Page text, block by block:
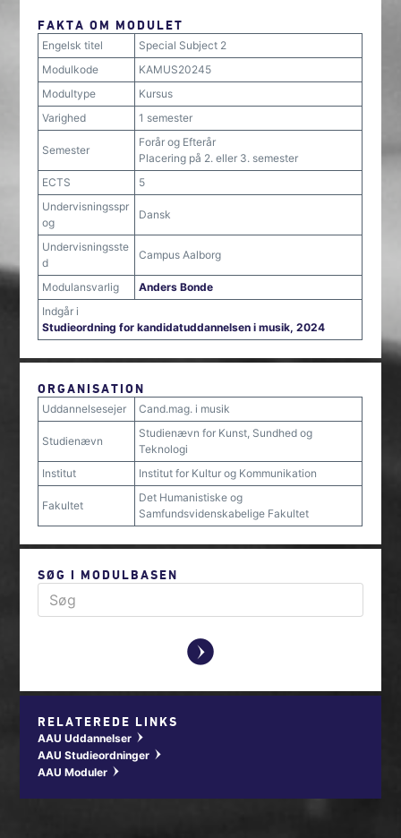
FAKTA OM MODULET
Engelsk titel
Special Subject 2
Modulkode
KAMUS20245
Modultype
Kursus
Varighed
1 semester
Semester
Forår og Efterår
Placering på 2. eller 3. semester
ECTS
5
Undervisningsspr
og
Dansk
Undervisningsste
d
Campus Aalborg
Modulansvarlig
Anders Bonde
Indgår i
Studieordning for kandidatuddannelsen i musik, 2024
ORGANISATION
Uddannelsesejer Cand.mag. i musik
Studienævn
Studienævn for Kunst, Sundhed og
Teknologi
Institut
Institut for Kultur og Kommunikation
Fakultet
Det Humanistiske og
Samfundsvidenskabelige Fakultet
SØG I MODULBASEN
y
RELATEREDE LINKS
AAU Uddannelser w
AAU Studieordninger w
AAU Moduler w